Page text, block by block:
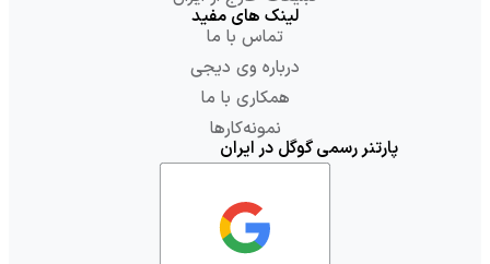
لینک های مفید
تماس با ما
درباره وی دیجی
همکاری با ما
نمونه‌کارها
پارتنر رسمی گوگل در ایران